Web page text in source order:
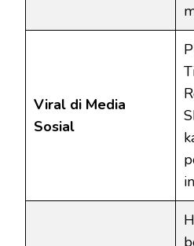
Viral di Media
Sosial